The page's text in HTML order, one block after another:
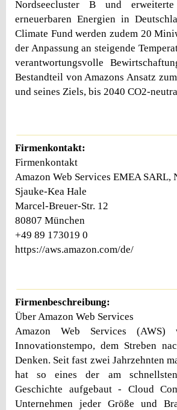
Nordseecluster B und
erneuerbaren Energien in
Climate Fund werden zudem 20
der Anpassung an steigende
verantwortungsvolle
Bestandteil von Amazons Ansatz
und seines Ziels, bis 2040 CO2-
Firmenkontakt:
Firmenkontakt
Amazon Web Services EMEA SARL,
Sjauke-Kea Hale
Marcel-Breuer-Str. 12
80807 München
+49 89 173019 0
https://aws.amazon.com/de/
Firmenbeschreibung:
Über Amazon Web Services
Amazon Web Services (AWS)
Innovationstempo, dem Streben
Denken. Seit fast zwei Jahrzehnten
hat so eines der am schnellsten
Geschichte aufgebaut - Cloud
Unternehmen jeder Größe und